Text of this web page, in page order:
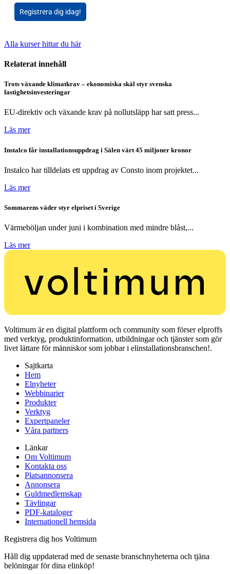
Registrera dig idag!
Alla kurser hittar du här
Relaterat innehåll
Trots växande klimatkrav – ekonomiska skäl styr svenska
fastighetsinvesteringar
EU-direktiv och växande krav på nollutsläpp har satt press...
Läs mer
Instalco får installationsuppdrag i Sälen värt 45 miljoner kronor
Instalco har tilldelats ett uppdrag av Consto inom projektet...
Läs mer
Sommarens väder styr elpriset i Sverige
Värmeböljan under juni i kombination med mindre blåst,...
Läs mer
Voltimum är en digital plattform och community som förser elproffs
med verktyg, produktinformation, utbildningar och tjänster som gör
livet lättare för människor som jobbar i elinstallationsbranschen!.
Sajtkarta
Hem
Elnyheter
Webbinarier
Produkter
Verktyg
Expertpaneler
Våra partners
Länkar
Om Voltimum
Kontakta oss
Platsannonsera
Annonsera
Guldmedlemskap
Tävlingar
PDF-kataloger
Internationell hemsida
Registrera dig hos Voltimum
Håll dig uppdaterad med de senaste branschnyheterna och tjäna
belöningar för dina elinköp!